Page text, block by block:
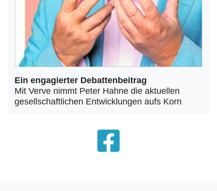
Ein engagierter Debattenbeitrag
Mit Verve nimmt Peter Hahne die aktuellen
gesellschaftlichen Entwicklungen aufs Korn